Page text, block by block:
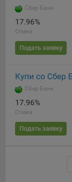
Сбер Банк
17.96%
Ставка
Подать заявку
Купи со Сбер
Сбер Банк
17.96%
Ставка
Подать заявку